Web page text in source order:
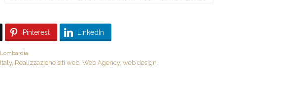
Pinterest LinkedIn
Lombardia
Italy, Realizzazione siti web Web Agency, web design